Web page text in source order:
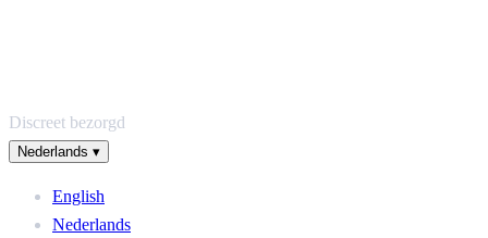
Discreet bezorgd
Nederlands ▾
English
Nederlands